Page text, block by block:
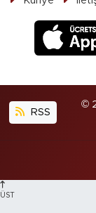
RSS
©
ÜST